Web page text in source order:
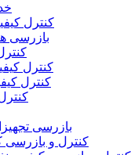
کنترل
بازرسی
کنترل
کنترل
بازرسی
کنترل و بازرسی